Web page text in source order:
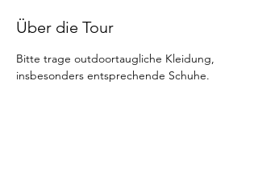
Über die Tour
Bitte trage outdoortaugliche Kleidung,
insbesonders entsprechende Schuhe.